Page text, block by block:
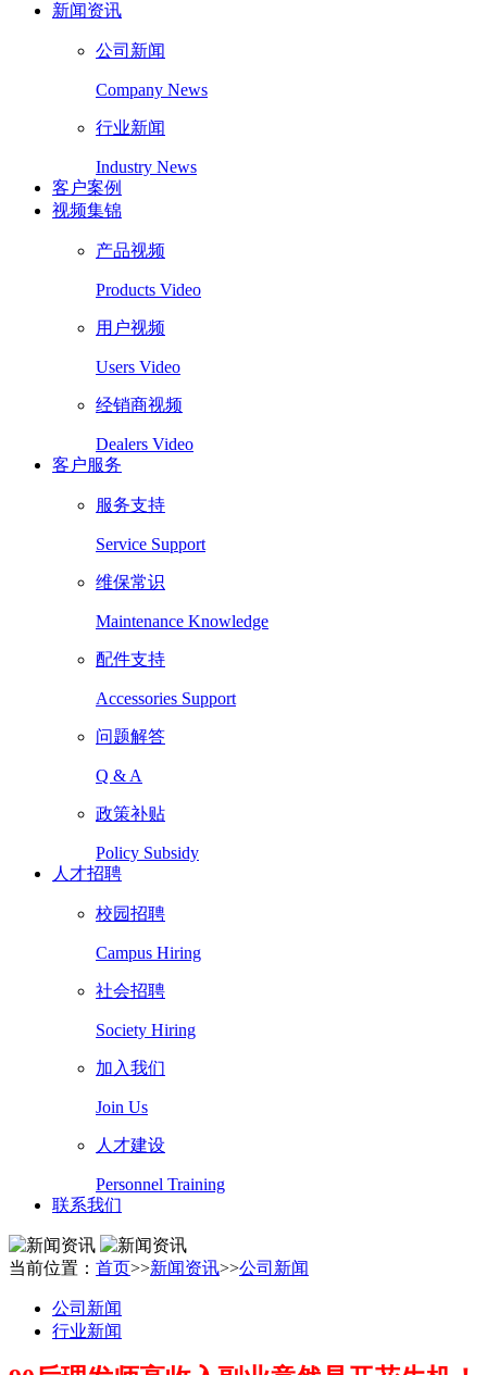
新闻资讯
公司新闻
Company News
行业新闻
Industry News
客户案例
视频集锦
产品视频
Products Video
用户视频
Users Video
经销商视频
Dealers Video
客户服务
服务支持
Service Support
维保常识
Maintenance Knowledge
配件支持
Accessories Support
问题解答
Q & A
政策补贴
Policy Subsidy
人才招聘
校园招聘
Campus Hiring
社会招聘
Society Hiring
加入我们
Join Us
人才建设
Personnel Training
联系我们
当前位置： 首页>>新闻资讯>>公司新闻
公司新闻
行业新闻